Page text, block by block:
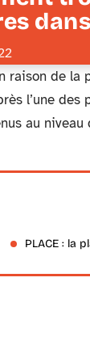
raison de la
l’une des
au niveau
PLACE : la